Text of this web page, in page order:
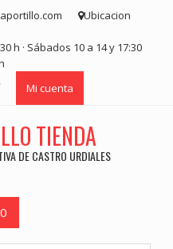
Ubicacion
h · Sábados 10 a 14 y 17:30
Mi cuenta
TIENDA
DE CASTRO URDIALES
0